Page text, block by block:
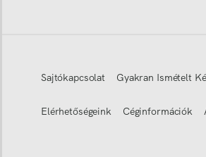
Sajtókapcsolat Gyakran Ismételt
Elérhetőségeink Céginformációk